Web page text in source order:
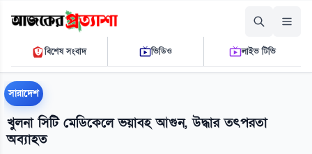
রোববার, ০৯ আগস্ট ২০২৬
১১ ৫০ ৩১ পি.এম.THE DAILY AJKER PROTTASHA
বিশেষ সংবাদ ভিডিও লাইভ টিভি
সারাদেশ
খুলনা সিটি মেডিকেলে ভয়াবহ আগুন, উদ্ধার তৎপরতা
অব্যাহত